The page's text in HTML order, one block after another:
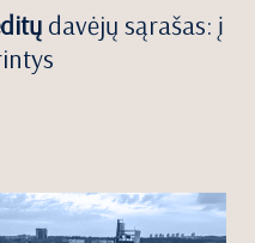
davėjų sąrašas: į